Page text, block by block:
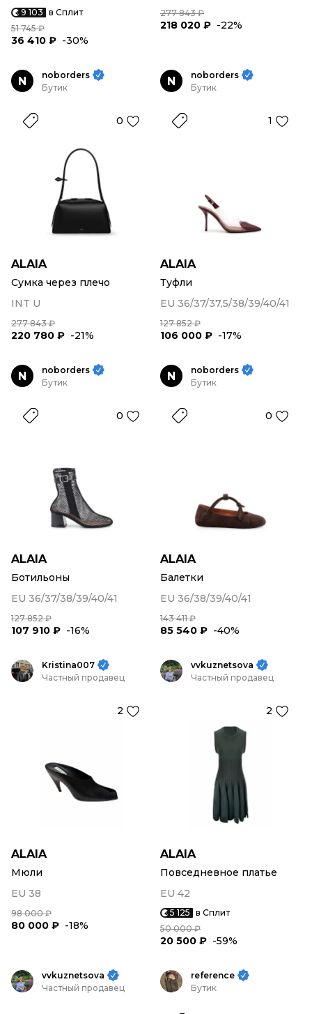
9 103 в Сплит
51 745 ₽
36 410 ₽ -30%
277 843 ₽
218 020 ₽ -22%
N
noborders
Бутик
0
ALAIA
Сумка через плечо
INT U
277 843 ₽
220 780 ₽ -21%
N
noborders
Бутик
1
ALAIA
Туфли
EU 36/37/37,5/38/39/40/41
127 852 ₽
106 000 ₽ -17%
N
noborders
Бутик
0
ALAIA
Ботильоны
EU 36/37/38/39/40/41
127 852 ₽
107 910 ₽ -16%
N
noborders
Бутик
0
ALAIA
Балетки
EU 36/38/39/40/41
143 411 ₽
85 540 ₽ -40%
Kristina007
Частный продавец
2
ALAIA
Мюли
EU 38
98 000 ₽
80 000 ₽ -18%
vvkuznetsova
Частный продавец
2
ALAIA
Повседневное платье
EU 42
5 125 в Сплит
50 000 ₽
20 500 ₽ -59%
vvkuznetsova
Частный продавец
reference
Бутик